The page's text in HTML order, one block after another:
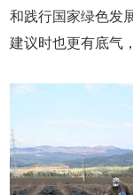
和践行国家绿色发
建议时也更有底气